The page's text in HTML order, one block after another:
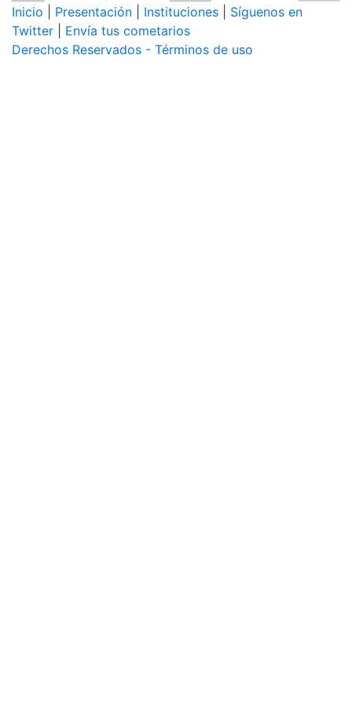
Inicio Presentación Instituciones
Síguenos en
Twitter
Envía tus cometarios
Derechos Reservados - Términos de uso